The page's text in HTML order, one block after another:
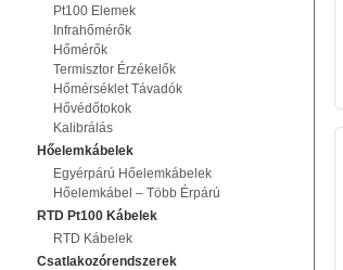
Pt100 Elemek
Infrahőmérők
Hőmérők
Termisztor Érzékelők
Hőmérséklet Távadók
Hővédőtokok
Kalibrálás
Hőelemkábelek
Egyérpárú Hőelemkábelek
Hőelemkábel – Több Érpárú
RTD Pt100 Kábelek
RTD Kábelek
Csatlakozórendszerek